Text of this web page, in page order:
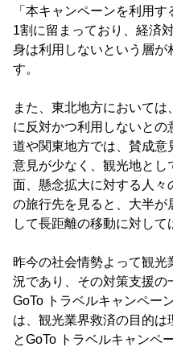
「本キャンペーンを利用
1割に留まっており、経済
身は利用しないという層が
す。
また、東北地方において
に反対かつ利用しないと
道や関東地方では、賛成
意見が少なく、観光地とし
面、懸念拡大に対する人
の旅行先を見ると、大半が
して長距離の移動に対して
昨今の社会情勢よって観
況であり、その対策支援
GoTo トラベルキャンペー
は、観光業界救済の目的は
とGoTo トラベルキャンペ